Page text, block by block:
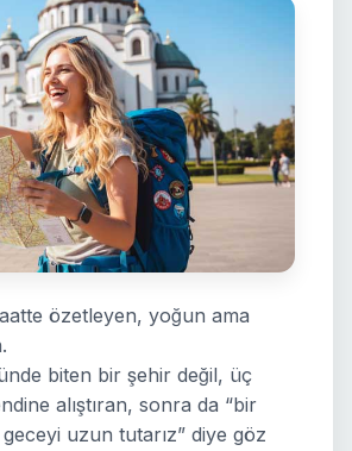
özetleyen, yoğun ama
biten bir şehir değil, üç
alıştıran, sonra da “bir
uzun tutarız” diye göz